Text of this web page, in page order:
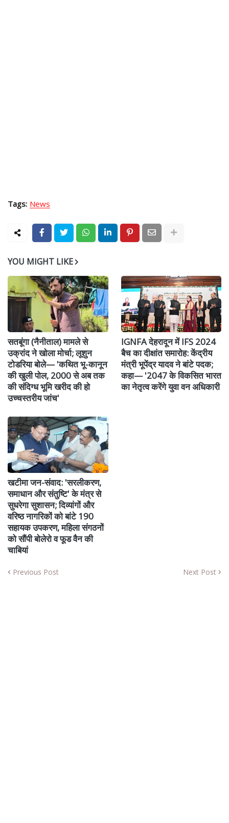
Tags: News
YOU MIGHT LIKE
सतबूंगा (नैनीताल) मामले से
उक्रांद ने खोला मोर्चा; लूशुन
टोडरिया बोले— 'कथित भू-कानून
की खुली पोल, 2000 से अब तक
की संदिग्ध भूमि खरीद की हो
उच्चस्तरीय जांच'
IGNFA देहरादून में IFS 2024
बैच का दीक्षांत समारोह: केंद्रीय
मंत्री भूपेंद्र यादव ने बांटे पदक;
कहा— '2047 के विकसित भारत
का नेतृत्व करेंगे युवा वन अधिकारी
खटीमा जन-संवाद: 'सरलीकरण,
समाधान और संतुष्टि' के मंत्र से
सुधरेगा सुशासन; दिव्यांगों और
वरिष्ठ नागरिकों को बांटे 190
सहायक उपकरण, महिला संगठनों
को सौंपी बोलेरो व फूड वैन की
चाबियां
Previous Post Next Post